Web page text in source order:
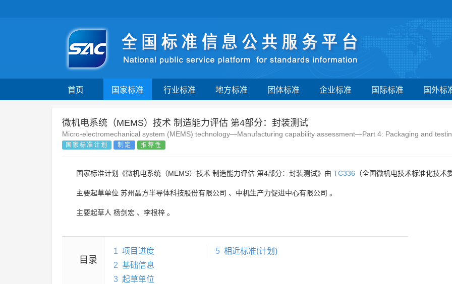
首页 国家标准 行业标准 地方标准 团体标准 企业标准 国际标准 国外标
微机电系统（MEMS）技术 制造能力评估 第4部分：封装测试
Micro-electromechanical system (MEMS) technology—Manufacturing capability assessment—Part 4: Packaging and
国家标准计划 制定 推荐性
国家标准计划《微机电系统（MEMS）技术 制造能力评估 第4部分：封装测试》由 TC336 （全国微机电技术标准化技
主要起草单位 苏州晶方半导体科技股份有限公司 、 中机生产力促进中心有限公司 。
主要起草人 杨剑宏 、 李根梓 。
目录
1 项目进度
2 基础信息
3 起草单位
5 相近标准(计划)